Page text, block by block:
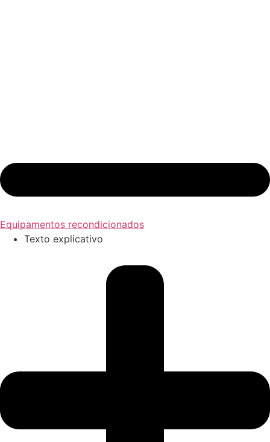
Equipamentos recondicionados
Texto explicativo